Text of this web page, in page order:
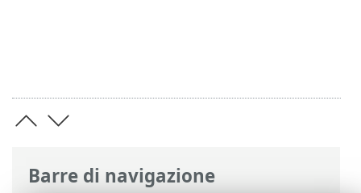
Barre di navigazione